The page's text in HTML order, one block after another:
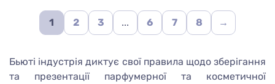
1 2 3 ... 6 7 8 →
Бьюті індустрія диктує свої правила щодо зберігання
та презентації парфумерної та косметичної